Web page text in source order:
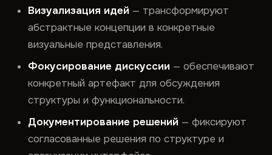
Визуализация идей — трансформируют
абстрактные концепции в конкретные
визуальные представления.
Фокусирование дискуссии — обеспечивают
конкретный артефакт для обсуждения
структуры и функциональности.
Документирование решений — фиксируют
согласованные решения по структуре и